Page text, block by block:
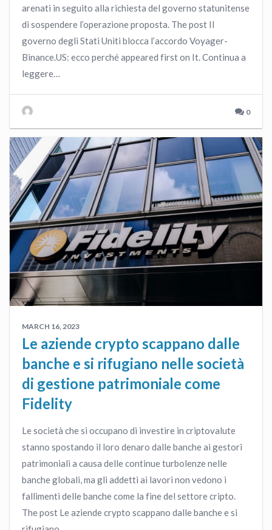
arenati in seguito alla richiesta del governo statunitense
di sospendere l’operazione proposta. The post Il
governo degli Stati Uniti blocca l’accordo Voyager-
Binance.US: ecco perché appeared first on It. Continua a
leggere…
0
MARCH 16, 2023
Le aziende crypto scappano dalle
banche e si rifugiano nelle società
di gestione patrimoniale come
Fidelity
Le società che si occupano di investire in criptovalute
stanno spostando il loro denaro dalle banche ai gestori
patrimoniali a causa delle continue turbolenze nelle
banche globali, ma gli addetti ai lavori non vedono i
fallimenti delle banche come la fine del settore cripto.
The post Le aziende crypto scappano dalle banche e si